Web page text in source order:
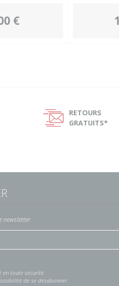
€
Ñ
RETOURS
GRATUITS*
newsletter
en toute sécurité.
de se désabonner.